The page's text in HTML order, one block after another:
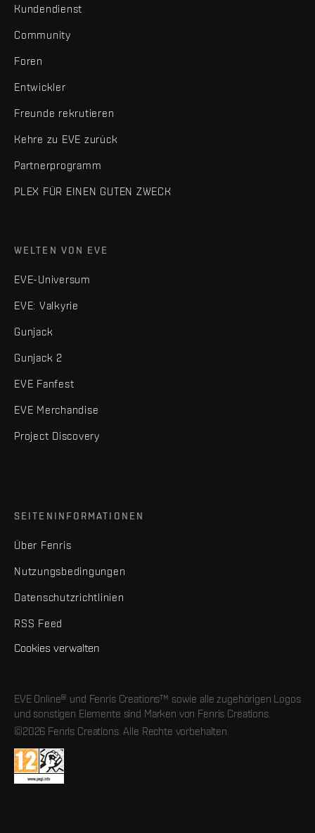
Kundendienst
Community
Foren
Entwickler
Freunde rekrutieren
Kehre zu EVE zurück
Partnerprogramm
PLEX FÜR EINEN GUTEN ZWECK
WELTEN VON EVE
EVE-Universum
EVE: Valkyrie
Gunjack
Gunjack 2
EVE Fanfest
EVE Merchandise
Project Discovery
SEITENINFORMATIONEN
Über Fenris
Nutzungsbedingungen
Datenschutzrichtlinien
RSS Feed
Cookies verwalten
EVE Online® und Fenris Creations™ sowie alle zugehörigen Logos
und sonstigen Elemente sind Marken von Fenris Creations.
©2026 Fenris Creations. Alle Rechte vorbehalten.